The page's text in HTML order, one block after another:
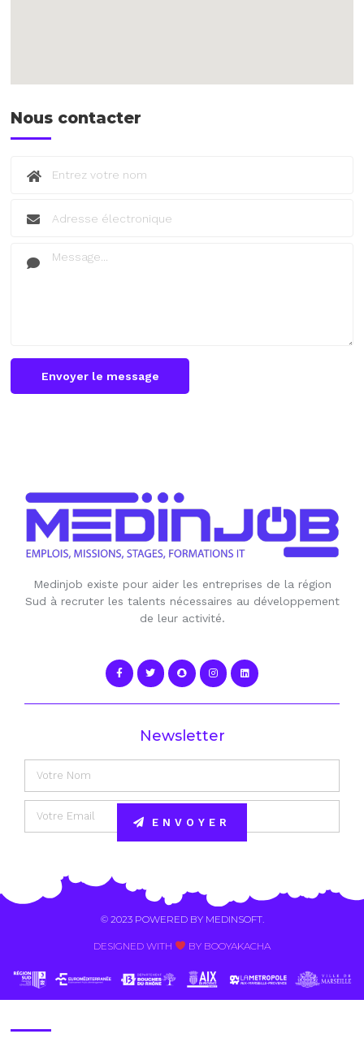
Nous contacter
Envoyer le message
Medinjob existe pour aider les entreprises de la région
Sud à recruter les talents nécessaires au développement
de leur activité.
Newsletter
ENVOYER
© 2023 POWERED BY MEDINSOFT.
DESIGNED WITH BY BOOYAKACHA​